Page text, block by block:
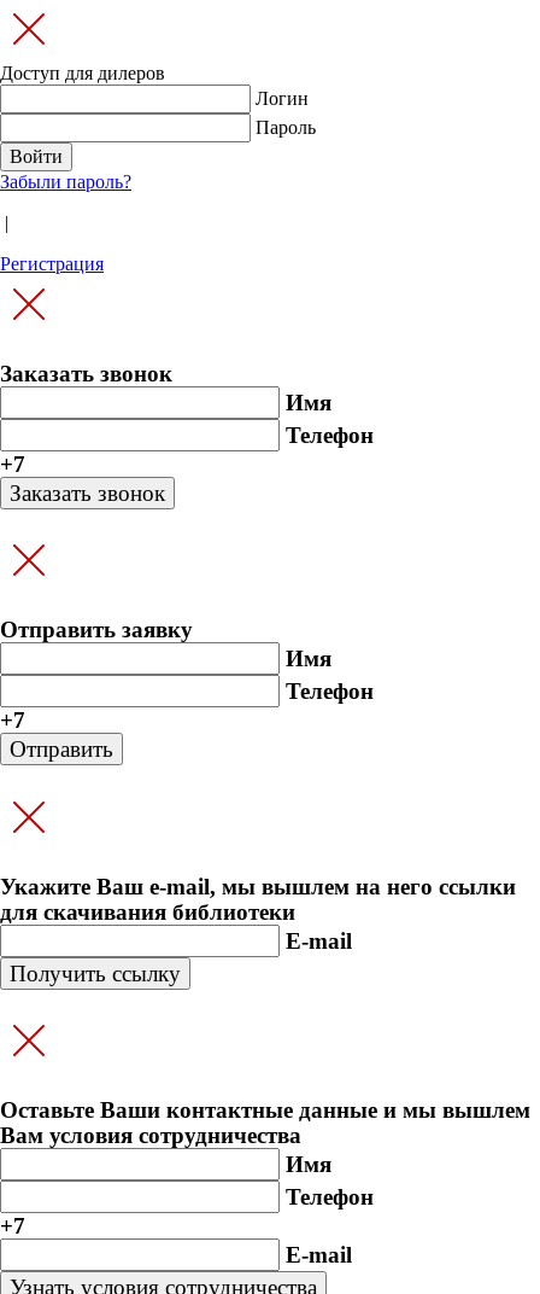
Доступ для дилеров
Логин
Пароль
Забыли пароль?
|
Регистрация
Заказать звонок
Имя
Телефон
+7
Отправить заявку
Имя
Телефон
+7
Укажите Ваш e-mail, мы вышлем на него ссылки
для скачивания библиотеки
E-mail
Оставьте Ваши контактные данные и мы вышлем
Вам условия сотрудничества
Имя
Телефон
+7
E-mail